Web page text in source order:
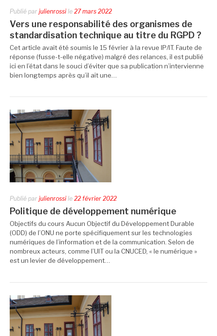
Publié par julienrossi le 27 mars 2022
Vers une responsabilité des organismes de
standardisation technique au titre du RGPD ?
Cet article avait été soumis le 15 février à la revue IP/IT. Faute de
réponse (fusse-t-elle négative) malgré des relances, il est publié
ici en l’état dans le souci d’éviter que sa publication n’intervienne
bien longtemps après qu’il ait une…
Publié par julienrossi le 22 février 2022
Politique de développement numérique
Objectifs du cours Aucun Objectif du Développement Durable
(ODD) de l’ONU ne porte spécifiquement sur les technologies
numériques de l’information et de la communication. Selon de
nombreux acteurs, comme l’UIT ou la CNUCED, « le numérique »
est un levier de développement…